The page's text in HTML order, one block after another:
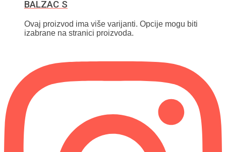
BALZAC S
Ovaj proizvod ima više varijanti. Opcije mogu biti
izabrane na stranici proizvoda.